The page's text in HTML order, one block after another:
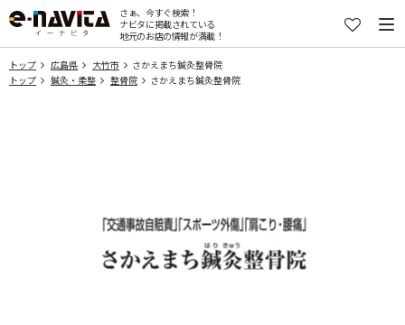
さぁ、今すぐ検索！
ナビタに掲載されている
地元のお店の情報が満載！
トップ 広島県 大竹市
さかえまち鍼灸整骨院
トップ
鍼灸・柔整 整骨院 さかえまち鍼灸整骨院